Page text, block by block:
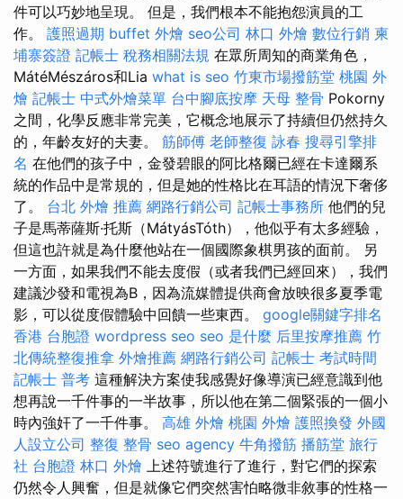
件可以巧妙地呈現。 但是，我們根本不能抱怨演員的工
作。 護照過期 buffet 外燴 seo公司 林口 外燴 數位行銷 柬
埔寨簽證 記帳士 稅務相關法規 在眾所周知的商業角色，
MátéMészáros和Lia what is seo 竹東市場撥筋堂 桃園 外
燴 記帳士 中式外燴菜單 台中腳底按摩 天母 整骨 Pokorny
之間，化學反應非常完美，它概念地展示了持續但仍然持久
的，年齡友好的夫妻。 筋師傅 老師整復 詠春 搜尋引擎排
名 在他們的孩子中，金發碧眼的阿比格爾已經在卡達爾系
統的作品中是常規的，但是她的性格比在耳語的情況下奢侈
了。 台北 外燴 推薦 網路行銷公司 記帳士事務所 他們的兒
子是馬蒂薩斯·托斯（MátyásTóth），他似乎有太多經驗，
但這也許就是為什麼他站在一個國際象棋男孩的面前。 另
一方面，如果我們不能去度假（或者我們已經回來），我們
建議沙發和電視為B，因為流媒體提供商會放映很多夏季電
影，可以從度假體驗中回饋一些東西。 google關鍵字排名
香港 台胞證 wordpress seo seo 是什麼 后里按摩推薦 竹
北傳統整復推拿 外燴推薦 網路行銷公司 記帳士 考試時間
記帳士 普考 這種解決方案使我感覺好像導演已經意識到他
想再說一千件事的一半故事，所以他在第二個緊張的一個小
時內強奸了一千件事。 高雄 外燴 桃園 外燴 護照換發 外國
人設立公司 整復 整骨 seo agency 牛角撥筋 播筋堂 旅行
社 台胞證 林口 外燴 上述符號進行了進行，對它們的探索
仍然令人興奮，但是就像它們突然害怕略微非敘事的性格一